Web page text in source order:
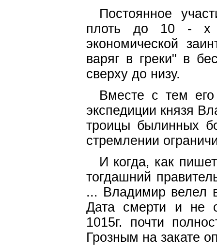
Постоянное
плоть до 10 - х
экономической
варяг в греки" в
сверху до низу.
Вместе с тем
экспедиции князя
троицы былинных
стремлении
И когда, как
тогдашний
... Владимир велел
Дата смерти и не
1015г. почти
Грозным на закате